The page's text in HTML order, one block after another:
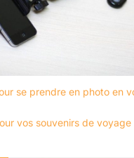
se prendre en photo en
vos souvenirs de voyage